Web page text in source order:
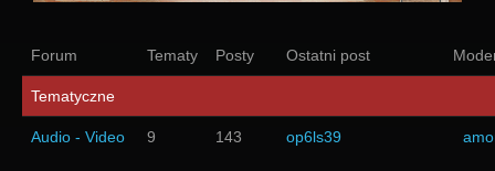
Login
Rejestracja
Forum Tematy Posty Ostatni post
Tematyczne
Audio - Video 9 143 op6ls39